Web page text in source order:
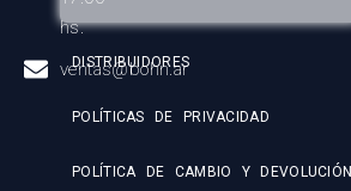
hs.
ventas@bohn.ar
DISTRIBUIDORES
POLÍTICAS DE PRIVACIDAD
POLÍTICA DE CAMBIO Y DEVOLUCIÓN